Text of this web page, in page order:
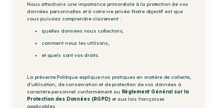
Nous attachons une importance primordiale à la protection de vos
données personnelles et à votre vie privée. Notre objectif est que
vous puissiez comprendre clairement :
quelles données nous collectons,
comment nous les utilisons,
et quels sont vos droits.
La présente Politique explique nos pratiques en matière de collecte,
d’utilisation, de conservation et de protection de vos données à
caractère personnel conformément au Règlement Général sur la
Protection des Données (RGPD)et aux lois françaises
applicables.